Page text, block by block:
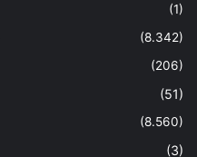
(1)
(8.342)
(206)
(51)
(8.560)
(3)